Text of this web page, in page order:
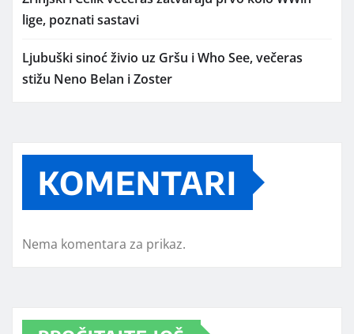
lige, poznati sastavi
Ljubuški sinoć živio uz Gršu i Who See, večeras
stižu Neno Belan i Zoster
KOMENTARI
Nema komentara za prikaz.